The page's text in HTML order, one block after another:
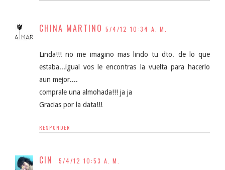
CHINA MARTINO 5/4/12 10:34 A. M.
Linda!!! no me imagino mas lindo tu dto. de lo que
estaba...igual vos le encontras la vuelta para hacerlo
aun mejor....
comprale una almohada!!! ja ja
Gracias por la data!!!
RESPONDER
CIN 5/4/12 10:53 A. M.